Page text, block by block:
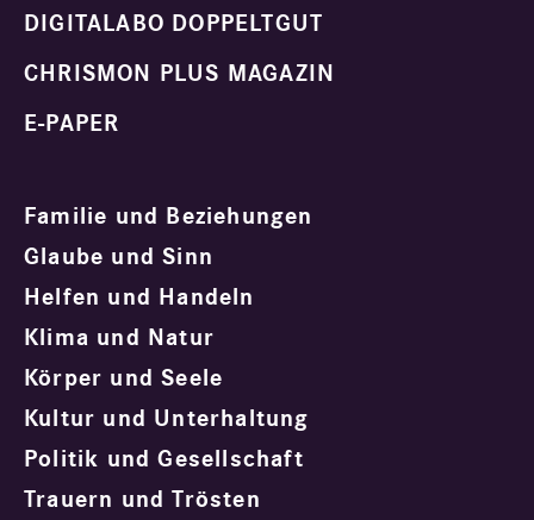
DIGITALABO DOPPELTGUT
CHRISMON PLUS MAGAZIN
E-PAPER
Familie und Beziehungen
Glaube und Sinn
Helfen und Handeln
Klima und Natur
Körper und Seele
Kultur und Unterhaltung
Politik und Gesellschaft
Trauern und Trösten